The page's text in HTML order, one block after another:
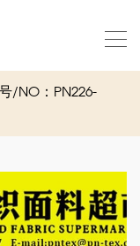
/NO：PN226-